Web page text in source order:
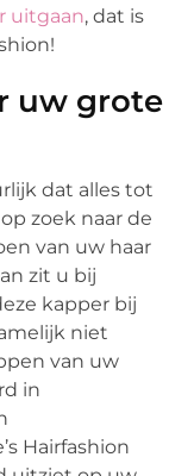
uitgaan, dat is
uw grote
dat alles tot
zoek naar de
van uw haar
zit u bij
kapper bij
niet
van uw
in
Hairfashion